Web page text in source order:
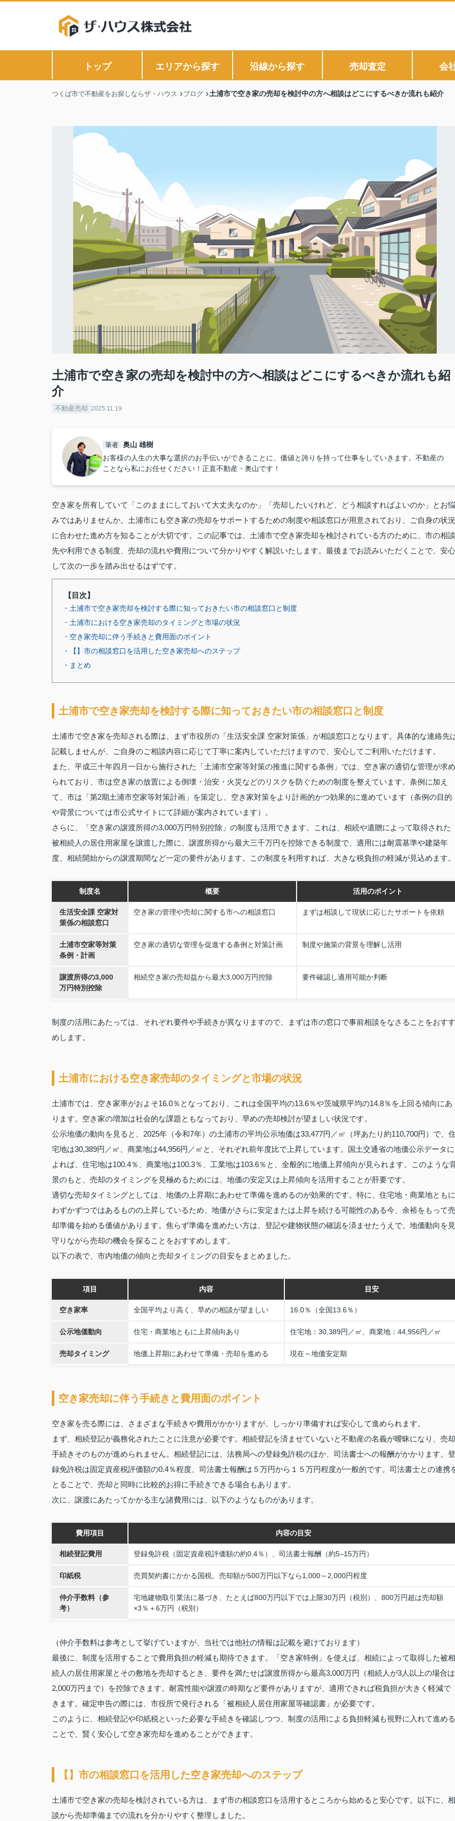
トップ エリアから探す 沿線から探す 売却査定 会
つくば市で不動産をお探しならザ・ハウス ブログ 土浦市で空き家の売却を検討中の方へ相談はどこにするべきか流れも紹介
土浦市で空き家の売却を検討中の方へ相談はどこにするべきか流れも紹
介
不動産売却 2025.11.19
筆者 奥山 雄樹
お客様の人生の大事な選択のお手伝いができることに、価値と誇りを持って仕事をしていきます。不動産の
ことなら私にお任せください！正直不動産・奥山です！
空き家を所有していて「このままにしておいて大丈夫なのか」「売却したいけれど、どう相談すればよいのか」とお悩
みではありませんか。土浦市にも空き家の売却をサポートするための制度や相談窓口が用意されており、ご自身の状況
に合わせた進め方を知ることが大切です。この記事では、土浦市で空き家売却を検討されている方のために、市の相談
先や利用できる制度、売却の流れや費用について分かりやすく解説いたします。最後までお読みいただくことで、安心
して次の一歩を踏み出せるはずです。
【目次】
・土浦市で空き家売却を検討する際に知っておきたい市の相談窓口と制度
・土浦市における空き家売却のタイミングと市場の状況
・空き家売却に伴う手続きと費用面のポイント
・【】市の相談窓口を活用した空き家売却へのステップ
・まとめ
土浦市で空き家売却を検討する際に知っておきたい市の相談窓口と制度
土浦市で空き家を売却される際は、まず市役所の「生活安全課 空家対策係」が相談窓口となります。具体的な連絡先
記載しませんが、ご自身のご相談内容に応じて丁寧に案内していただけますので、安心してご利用いただけます。
また、平成三十年四月一日から施行された「土浦市空家等対策の推進に関する条例」では、空き家の適切な管理が求め
られており、市は空き家の放置による倒壊・治安・火災などのリスクを防ぐための制度を整えています。条例に加え
て、市は「第2期土浦市空家等対策計画」を策定し、空き家対策をより計画的かつ効果的に進めています（条例の目的
や背景については市公式サイトにて詳細が案内されています）。
さらに、「空き家の譲渡所得の3,000万円特別控除」の制度も活用できます。これは、相続や遺贈によって取得された
被相続人の居住用家屋を譲渡した際に、譲渡所得から最大三千万円を控除できる制度で、適用には耐震基準や建築年
度、相続開始からの譲渡期間など一定の要件があります。この制度を利用すれば、大きな税負担の軽減が見込めます。
制度名 概要 活用のポイント
生活安全課 空家対
策係の相談窓口
空き家の管理や売却に関する市への相談窓口 まずは相談して現状に応じたサポートを依頼
土浦市空家等対策
条例・計画
空き家の適切な管理を促進する条例と対策計画 制度や施策の背景を理解し活用
譲渡所得の3,000
万円特別控除
相続空き家の売却益から最大3,000万円控除 要件確認し適用可能か判断
制度の活用にあたっては、それぞれ要件や手続きが異なりますので、まずは市の窓口で事前相談をなさることをおすす
めします。
土浦市における空き家売却のタイミングと市場の状況
土浦市では、空き家率がおよそ16.0％となっており、これは全国平均の13.6％や茨城県平均の14.8％を上回る傾向にあ
ります。空き家の増加は社会的な課題ともなっており、早めの売却検討が望ましい状況です。
公示地価の動向を見ると、2025年（令和7年）の土浦市の平均公示地価は33,477円／㎡（坪あたり約110,700円）で、
宅地は30,389円／㎡、商業地は44,956円／㎡と、それぞれ前年度比で上昇しています。国土交通省の地価公示データに
よれば、住宅地は100.4％、商業地は100.3％、工業地は103.6％と、全般的に地価上昇傾向が見られます。このような
景のもと、売却のタイミングを見極めるためには、地価の安定又は上昇傾向を活用することが肝要です。
適切な売却タイミングとしては、地価の上昇期にあわせて準備を進めるのが効果的です。特に、住宅地・商業地ともに
わずかずつではあるものの上昇しているため、地価がさらに安定または上昇を続ける可能性のある今、余裕をもって売
却準備を始める価値があります。焦らず準備を進めたい方は、登記や建物状態の確認を済ませたうえで、地価動向を見
守りながら売却の機会を探ることをおすすめします。
以下の表で、市内地価の傾向と売却タイミングの目安をまとめました。
項目 内容 目安
空き家率 全国平均より高く、早めの相談が望ましい 16.0％（全国13.6％）
公示地価動向 住宅・商業地ともに上昇傾向あり 住宅地：30,389円／㎡、商業地：44,956円／㎡
売却タイミング 地価上昇期にあわせて準備・売却を進める 現在～地価安定期
空き家売却に伴う手続きと費用面のポイント
空き家を売る際には、さまざまな手続きや費用がかかりますが、しっかり準備すれば安心して進められます。
まず、相続登記が義務化されたことに注意が必要です。相続登記を済ませていないと不動産の名義が曖昧になり、売却
手続きそのものが進められません。相続登記には、法務局への登録免許税のほか、司法書士への報酬がかかります。登
録免許税は固定資産税評価額の0.4％程度、司法書士報酬は５万円から１５万円程度が一般的です。司法書士との連携
とることで、売却と同時に比較的お得に手続きできる場合もあります。
次に、譲渡にあたってかかる主な諸費用には、以下のようなものがあります。
費用項目 内容の目安
相続登記費用 登録免許税（固定資産税評価額の約0.4％）、司法書士報酬（約5–15万円）
印紙税 売買契約書にかかる国税。売却額が500万円以下なら1,000～2,000円程度
仲介手数料（参
考）
宅地建物取引業法に基づき、たとえば800万円以下では上限30万円（税別）、800万円超は売却額
×3％＋6万円（税別）
（仲介手数料は参考として挙げていますが、当社では他社の情報は記載を避けております）
最後に、制度を活用することで費用負担の軽減も期待できます。「空き家特例」を使えば、相続によって取得した被相
続人の居住用家屋とその敷地を売却するとき、要件を満たせば譲渡所得から最高3,000万円（相続人が3人以上の場合は
2,000万円まで）を控除できます。耐震性能や譲渡の時期など要件がありますが、適用できれば税負担が大きく軽減で
きます。確定申告の際には、市役所で発行される「被相続人居住用家屋等確認書」が必要です。
このように、相続登記や印紙税といった必要な手続きを確認しつつ、制度の活用による負担軽減も視野に入れて進める
ことで、賢く安心して空き家売却を進めることができます。
【】市の相談窓口を活用した空き家売却へのステップ
土浦市で空き家の売却を検討されている方は、まず市の相談窓口を活用するところから始めると安心です。以下に、相
談から売却準備までの流れを分かりやすく整理しました。